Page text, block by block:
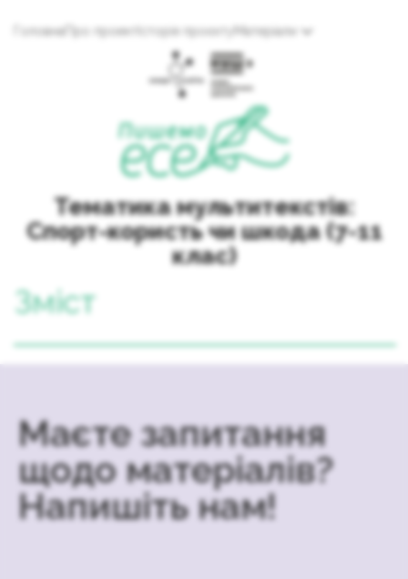
Головна Про проект Історія проєкту Матеріали
Тематика мультитекстів:
Спорт-користь чи шкода (7-11
клас)
Зміст
Маєте запитання
щодо матеріалів?
Напишіть нам!